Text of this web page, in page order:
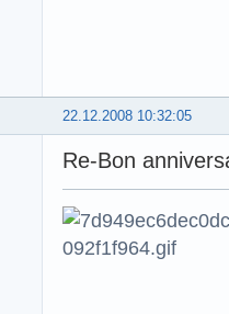
22.12.2008 10:32:05
Re-Bon